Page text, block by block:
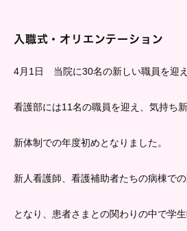
入職式・オリエンテーション
4月1日 当院に30名の新しい職員を迎え
看護部には11名の職員を迎え、気持ち
新体制での年度初めとなりました。
新人看護師、看護補助者たちの病棟で
となり、患者さまとの関わりの中で学生